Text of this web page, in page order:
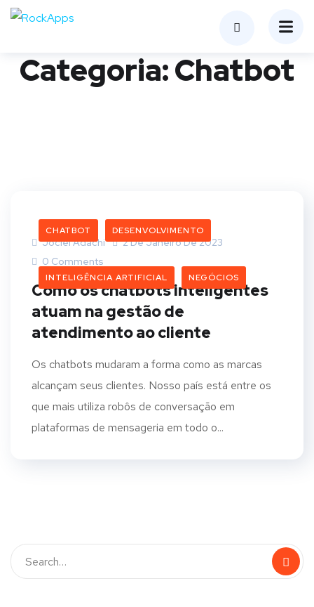
Categoria:Chatbot
CHATBOT DESENVOLVIMENTO
INTELIGÊNCIA ARTIFICIAL NEGÓCIOS
Jociel Adachi
2 De Janeiro De 2023
0 Comments
Como os chatbots inteligentes
atuam na gestão de
atendimento ao cliente
Os chatbots mudaram a forma como as marcas
alcançam seus clientes. Nosso país está entre os
que mais utiliza robôs de conversação em
plataformas de mensageria em todo o...